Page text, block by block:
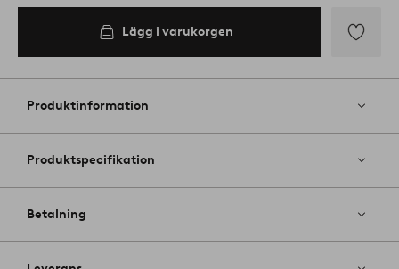
Lägg iLägg i varukorgen
till
favoriter
Produktinformation
Produktspecifikation
Betalning